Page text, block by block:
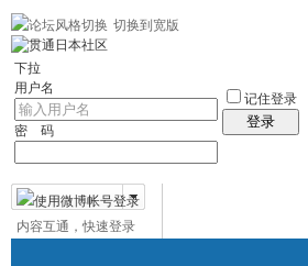
切换到宽版
下拉
用户名
密 码
记住登录
登录
微博帐号登录
内容互通，快速登录